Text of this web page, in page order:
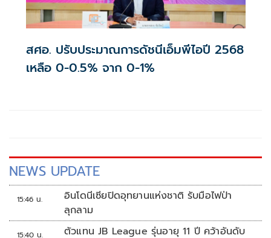
สศอ. ปรับประมาณการดัชนีเอ็มพีไอปี 2568
เหลือ 0-0.5% จาก 0-1%
NEWS UPDATE
15:46 น.
อินโดนีเซียปิดอุทยานแห่งชาติ รับมือไฟป่า
ลุกลาม
15:40 น.
ตัวแทน JB League รุ่นอายุ 11 ปี คว้าอันดับ